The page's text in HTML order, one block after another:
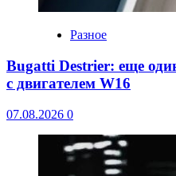
Разное
Bugatti Destrier: еще
с двигателем W16
07.08.2026 0